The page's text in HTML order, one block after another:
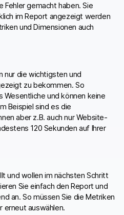
Fehler gemacht haben. Sie
im Report angezeigt werden
und Dimensionen auch
nur die wichtigsten und
zu bekommen. So
Wesentliche und können keine
Beispiel sind es die
aber z.B. auch nur Website-
120 Sekunden auf Ihrer
und wollen im nächsten Schritt
Sie einfach den Report und
an. So müssen Sie die Metriken
erneut auswählen.